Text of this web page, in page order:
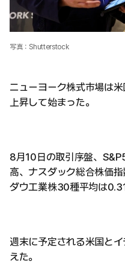
写真：Shutterstock
ニューヨーク株式市場は米
上昇して始まった。
8月10日の取引序盤、
高、ナスダック総合株価
ダウ工業株30種平均は
週末に予定される米国と
えた。